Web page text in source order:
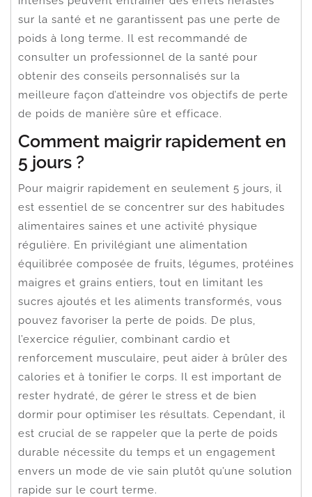
sur la santé et ne garantissent pas une perte de
poids à long terme. Il est recommandé de
consulter un professionnel de la santé pour
obtenir des conseils personnalisés sur la
meilleure façon d’atteindre vos objectifs de perte
de poids de manière sûre et efficace.
Comment maigrir rapidement en
5 jours ?
Pour maigrir rapidement en seulement 5 jours, il
est essentiel de se concentrer sur des habitudes
alimentaires saines et une activité physique
régulière. En privilégiant une alimentation
équilibrée composée de fruits, légumes, protéines
maigres et grains entiers, tout en limitant les
sucres ajoutés et les aliments transformés, vous
pouvez favoriser la perte de poids. De plus,
l’exercice régulier, combinant cardio et
renforcement musculaire, peut aider à brûler des
calories et à tonifier le corps. Il est important de
rester hydraté, de gérer le stress et de bien
dormir pour optimiser les résultats. Cependant, il
est crucial de se rappeler que la perte de poids
durable nécessite du temps et un engagement
envers un mode de vie sain plutôt qu’une solution
rapide sur le court terme.